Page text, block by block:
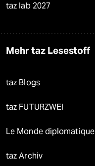
taz lab 2027
Mehr taz Lesestoff
taz Blogs
taz FUTURZWEI
Le Monde diplomatique
taz Archiv